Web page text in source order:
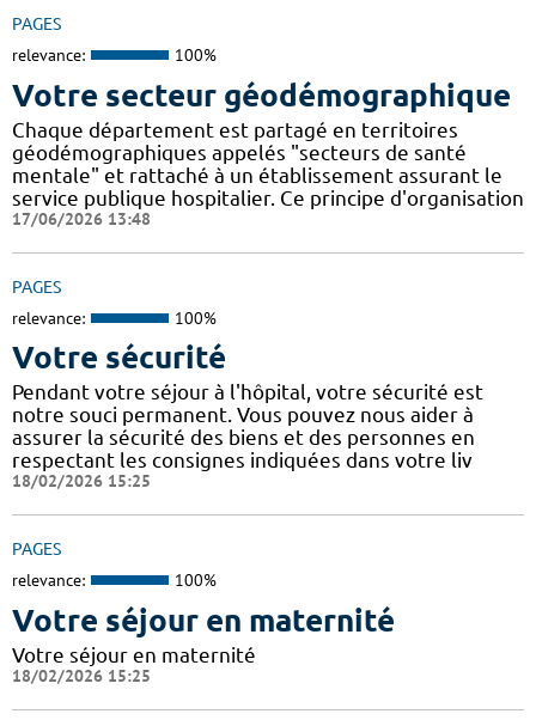
PAGES
relevance: 100%
Votre secteur géodémographique
Chaque département est partagé en territoires
géodémographiques appelés "secteurs de santé
mentale" et rattaché à un établissement assurant le
service publique hospitalier. Ce principe d'organisation
17/06/2026 13:48
PAGES
relevance: 100%
Votre sécurité
Pendant votre séjour à l'hôpital, votre sécurité est
notre souci permanent. Vous pouvez nous aider à
assurer la sécurité des biens et des personnes en
respectant les consignes indiquées dans votre liv
18/02/2026 15:25
PAGES
relevance: 100%
Votre séjour en maternité
Votre séjour en maternité
18/02/2026 15:25